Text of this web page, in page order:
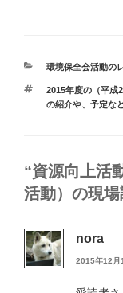
カ
ゴ
リ
環境保全会活動の
タ
グ
2015年度の（平成
の紹介や、予定な
“資源向上活
活動）の現
nora
2015年12月